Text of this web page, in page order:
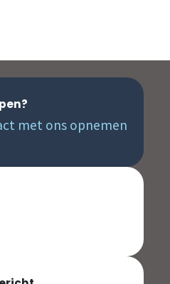
met ons opnemen